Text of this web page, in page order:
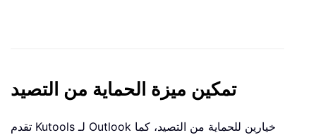
تمكين ميزة الحماية من التصيد
تقدم Kutools لـ Outlook خيارين للحماية من التصيد، كما